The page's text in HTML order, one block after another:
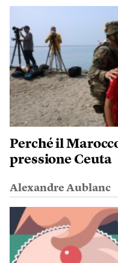
Perché il
pressione Ceuta
Alexandre Aublanc